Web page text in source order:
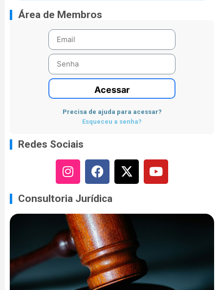
Área de Membros
Acessar
Precisa de ajuda para acessar?
Esqueceu a senha?
Redes Sociais
Consultoria Jurídica